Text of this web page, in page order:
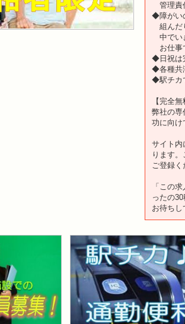
管理責
◆障がい
組んだ
中でい
お仕事
◆日祝は
◆各種共
◆駅チカ
【完全
弊社の専
功に向け
サイト内
ります
ご登録く
「この
ったの
お待ちし